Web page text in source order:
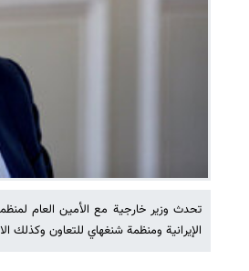
تحدث وزير خارجية مع الأمين العام
الإيرانية ومنظمة شنغهاي للتعاون وكذلك